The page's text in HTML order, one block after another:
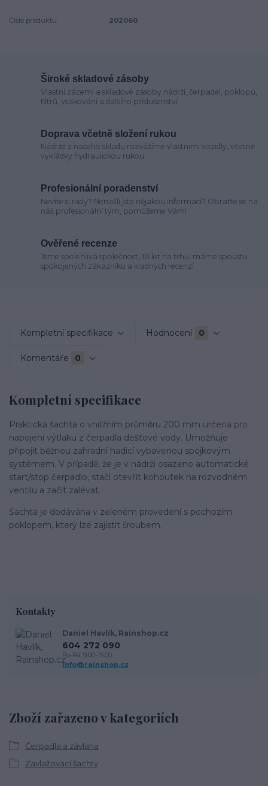
Číslo produktu: 202060
Široké skladové zásoby
Vlastní zázemí a skladové zásoby nádrží, čerpadel, poklopů,
filtrů, vsakování a dalšího příslušenství
Doprava včetně složení rukou
Nádrže z našeho skladu rozvážíme vlastními vozidly, včetně
vykládky hydraulickou rukou
Profesionální poradenství
Nevíte si rady? Nenašli jste nějakou informaci? Obraťte se na
náš profesionální tým, pomůžeme Vám!
Ověřené recenze
Jsme spolehlivá společnost, 10 let na trhu, máme spoustu
spokojených zákazníku a kladných recenzí
Kompletní specifikace Hodnocení 0
Komentáře 0
Kompletní specifikace
Praktická šachta o vnitřním průměru 200 mm určená pro
napojení výtlaku z čerpadla dešťové vody. Umožňuje
připojit běžnou zahradní hadicí vybavenou spojkovým
systémem. V případě, že je v nádrži osazeno automatické
start/stop čerpadlo, stačí otevřít kohoutek na rozvodném
ventilu a začít zalévat.
Šachta je dodávána v zeleném provedení s pochozím
poklopem, který lze zajistit šroubem.
Zboží zařazeno v kategoriích
Čerpadla a závlaha
Zavlažovací šachty
Kontakty
Daniel Havlík, Rainshop.cz
604 272 090
Po-Pá: 9.00-15.00
info@rainshop.cz